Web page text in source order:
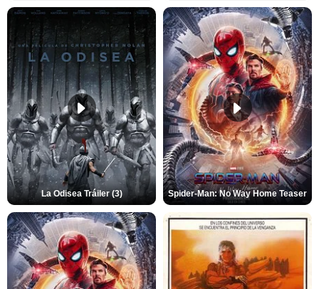
La Odisea Tráiler (3) Spider-Man: No Way Home Teaser